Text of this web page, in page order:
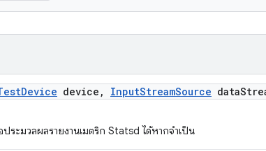
Device device , InputStreamSource data
ประมวลผลรายงานเมตริก Statsd ได้หากจําเป็น